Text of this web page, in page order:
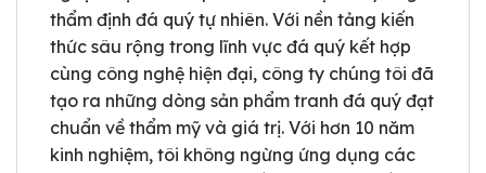
thẩm định đá quý tự nhiên. Với nền tảng kiến
thức sâu rộng trong lĩnh vực đá quý kết hợp
cùng công nghệ hiện đại, công ty chúng tôi đã
tạo ra những dòng sản phẩm tranh đá quý đạt
chuẩn về thẩm mỹ và giá trị. Với hơn 10 năm
kinh nghiệm, tôi không ngừng ứng dụng các